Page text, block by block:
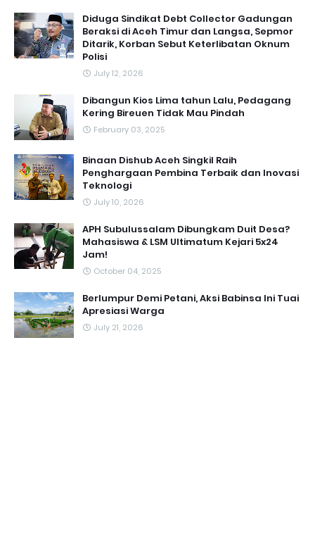
Diduga Sindikat Debt Collector Gadungan
Beraksi di Aceh Timur dan Langsa, Sepmor
Ditarik, Korban Sebut Keterlibatan Oknum
Polisi
July 12, 2026
Dibangun Kios Lima tahun Lalu, Pedagang
Kering Bireuen Tidak Mau Pindah
February 03, 2025
Binaan Dishub Aceh Singkil Raih
Penghargaan Pembina Terbaik dan Inovasi
Teknologi
July 10, 2026
APH Subulussalam Dibungkam Duit Desa?
Mahasiswa & LSM Ultimatum Kejari 5x24
Jam!
October 04, 2025
Berlumpur Demi Petani, Aksi Babinsa Ini Tuai
Apresiasi Warga
July 21, 2026